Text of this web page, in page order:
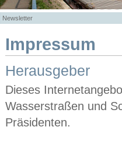
Newsletter
Impressum
Herausgeber
Dieses
Wasserstraßen und
Präsidenten.